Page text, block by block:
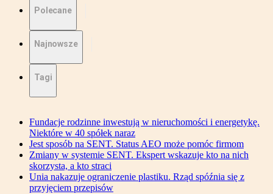
Polecane
Najnowsze
Tagi
Fundacje rodzinne inwestują w nieruchomości i energetykę.
Niektóre w 40 spółek naraz
Jest sposób na SENT. Status AEO może pomóc firmom
Zmiany w systemie SENT. Ekspert wskazuje kto na nich
skorzysta, a kto straci
Unia nakazuje ograniczenie plastiku. Rząd spóźnia się z
przyjęciem przepisów